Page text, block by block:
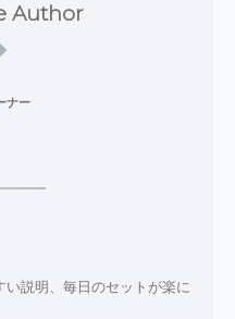
Author
ナー
説明、毎日のセットが楽に